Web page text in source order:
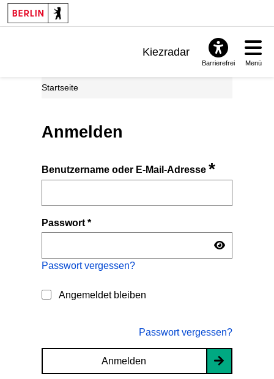
Kiezradar
Barrierefrei Menü
Startseite
Anmelden
Benutzername oder E-Mail-Adresse*
Passwort*
Passwort vergessen?
Angemeldet bleiben
Passwort vergessen?
Anmelden